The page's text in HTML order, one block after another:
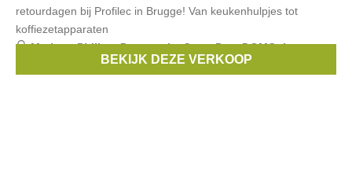
retourdagen bij Profilec in Brugge! Van keukenhulpjes tot
koffiezetapparaten
Merken:Philips,Panasonic,GreenPan,DOMO,Le
BEKIJK DEZE VERKOOP